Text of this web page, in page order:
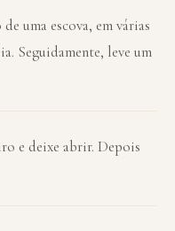
uma escova, em várias
Seguidamente, leve um
e deixe abrir. Depois